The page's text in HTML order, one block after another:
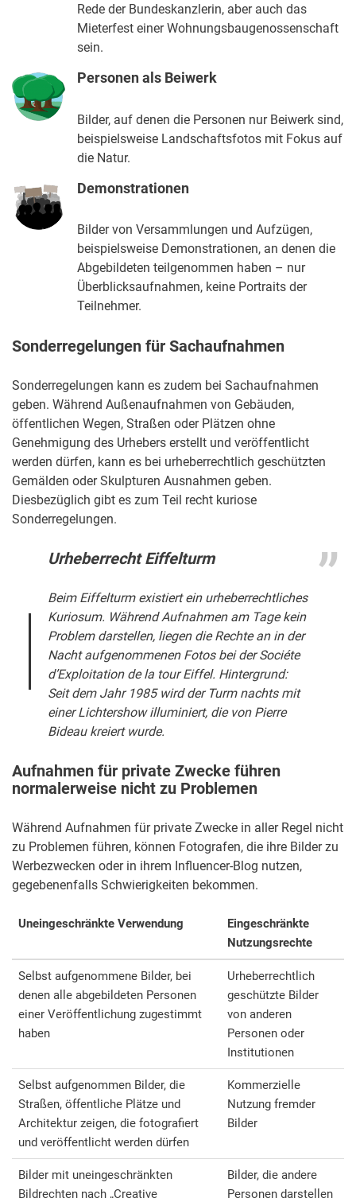
Rede der Bundeskanzlerin, aber auch das
Mieterfest einer Wohnungsbaugenossenschaft
sein.
Personen als Beiwerk
Bilder, auf denen die Personen nur Beiwerk sind,
beispielsweise Landschaftsfotos mit Fokus auf
die Natur.
Demonstrationen
Bilder von Versammlungen und Aufzügen,
beispielsweise Demonstrationen, an denen die
Abgebildeten teilgenommen haben – nur
Überblicksaufnahmen, keine Portraits der
Teilnehmer.
Sonderregelungen für Sachaufnahmen
Sonderregelungen kann es zudem bei Sachaufnahmen
geben. Während Außenaufnahmen von Gebäuden,
öffentlichen Wegen, Straßen oder Plätzen ohne
Genehmigung des Urhebers erstellt und veröffentlicht
werden dürfen, kann es bei urheberrechtlich geschützten
Gemälden oder Skulpturen Ausnahmen geben.
Diesbezüglich gibt es zum Teil recht kuriose
Sonderregelungen.
Urheberrecht Eiffelturm
Beim Eiffelturm existiert ein urheberrechtliches
Kuriosum. Während Aufnahmen am Tage kein
Problem darstellen, liegen die Rechte an in der
Nacht aufgenommenen Fotos bei derSociéte
d’Exploitation de la tour Eiffel. Hintergrund:
Seit dem Jahr 1985 wird der Turm nachts mit
einer Lichtershow illuminiert, die von Pierre
Bideau kreiert wurde.
Aufnahmen für private Zwecke führen
normalerweise nicht zu Problemen
Während Aufnahmen für private Zwecke in aller Regel nicht
zu Problemen führen, können Fotografen, die ihre Bilder zu
Werbezwecken oder in ihrem Influencer-Blog nutzen,
gegebenenfalls Schwierigkeiten bekommen.
Uneingeschränkte Verwendung
Eingeschränkte
Nutzungsrechte
Selbst aufgenommene Bilder, bei
denen alle abgebildeten Personen
einer Veröffentlichung zugestimmt
haben
Urheberrechtlich
geschützte Bilder
von anderen
Personen oder
Institutionen
Selbst aufgenommen Bilder, die
Straßen, öffentliche Plätze und
Architektur zeigen, die fotografiert
und veröffentlicht werden dürfen
Kommerzielle
Nutzung fremder
Bilder
Bilder mit uneingeschränkten
Bildrechten nach „Creative
Bilder, die andere
Personen darstellen